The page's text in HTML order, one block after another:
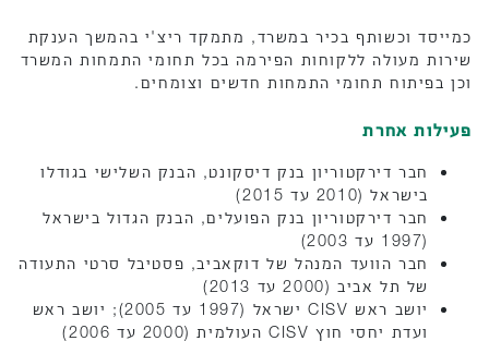
כמייסד וכשותף בכיר במשרד, מתמקד ריצ'י בהמשך הענקת
שירות מעולה ללקוחות הפירמה בכל תחומי התמחות המשרד
וכן בפיתוח תחומי התמחות חדשים וצומחים.
פעילות אחרת
חבר דירקטוריון בנק דיסקונט, הבנק השלישי בגודלו
בישראל (2010 עד 2015)
חבר דירקטוריון בנק הפועלים, הבנק הגדול בישראל
(1997 עד 2003)
חבר הוועד המנהל של דוקאביב, פסטיבל סרטי התעודה
של תל אביב (2000 עד 2013)
יושב ראש CISV ישראל (1997 עד 2005); יושב ראש
ועדת יחסי חוץ CISV העולמית (2000 עד 2006)